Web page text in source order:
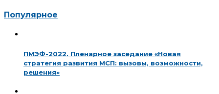
Популярное
ПМЭФ-2022. Пленарное заседание «Новая
стратегия развития МСП: вызовы, возможности,
решения»